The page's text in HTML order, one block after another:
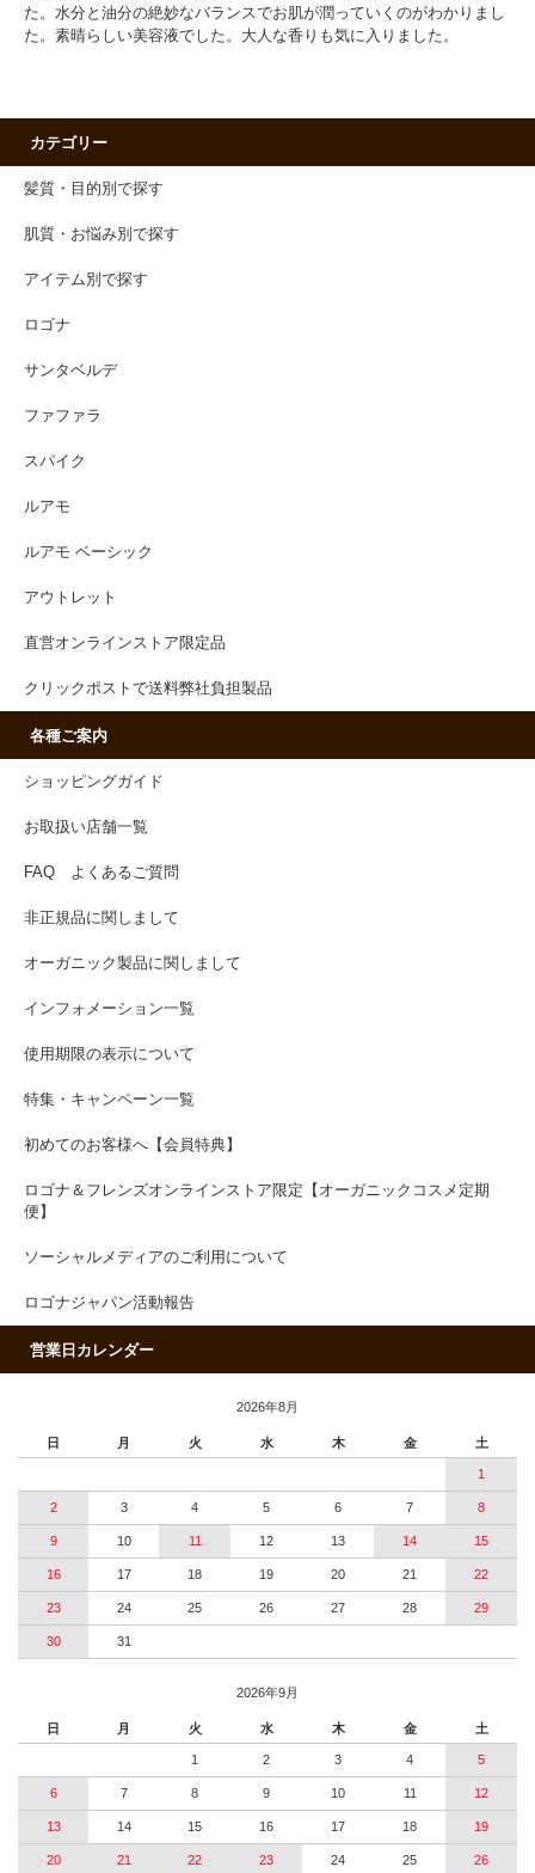
た。水分と油分の絶妙なバランスでお肌が潤っていくのがわかりまし
た。素晴らしい美容液でした。大人な香りも気に入りました。
カテゴリー
髪質・目的別で探す
肌質・お悩み別で探す
アイテム別で探す
ロゴナ
サンタベルデ
ファファラ
スパイク
ルアモ
ルアモ ベーシック
アウトレット
直営オンラインストア限定品
クリックポストで送料弊社負担製品
各種ご案内
ショッピングガイド
お取扱い店舗一覧
FAQ よくあるご質問
非正規品に関しまして
オーガニック製品に関しまして
インフォメーション一覧
使用期限の表示について
特集・キャンペーン一覧
初めてのお客様へ【会員特典】
ロゴナ＆フレンズオンラインストア限定【オーガニックコスメ定期
便】
ソーシャルメディアのご利用について
ロゴナジャパン活動報告
営業日カレンダー
2026年8月
日 月 火 水 木 金 土
1
2 3 4 5 6 7 8
9 10 11 12 13 14 15
16 17 18 19 20 21 22
23 24 25 26 27 28 29
30 31
2026年9月
日 月 火 水 木 金 土
1 2 3 4 5
6 7 8 9 10 11 12
13 14 15 16 17 18 19
20 21 22 23 24 25 26